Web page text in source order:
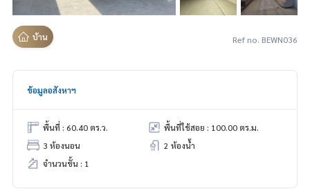
บ้าน Ref no. BEWN036
ข้อมูลอสังหาฯ
พื้นที่ : 60.40 ตร.ว.
พื้นที่ใช้สอย : 100.00 ตร.ม.
3 ห้องนอน
2 ห้องน้ำ
จำนวนชั้น : 1